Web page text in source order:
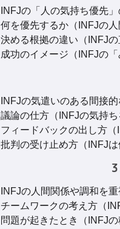
INFJの「人の気持ち優先
何を優先するか（INFJの
決める根拠の違い（INFJ
成功のイメージ（INFJの
INFJの気遣いのある間接
議論の仕方（INFJの気持
フィードバックの出し方（
批判の受け止め方（INFJ
INFJの人間関係や調和を
チームワークの考え方（
問題が起きたとき（INFJ